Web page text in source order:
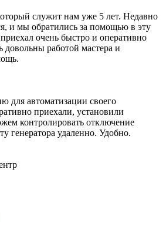
служит нам уже 5 лет. Недавно
и мы обратились за помощью в эту
очень быстро и оперативно
работой мастера и
для автоматизации своего
приехали, установили
контролировать отключение
генератора удаленно. Удобно.